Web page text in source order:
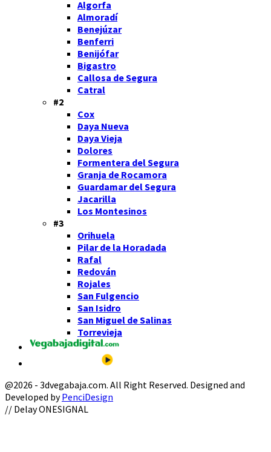
Algorfa
Almoradí
Benejúzar
Benferri
Benijófar
Bigastro
Callosa de Segura
Catral
#2
Cox
Daya Nueva
Daya Vieja
Dolores
Formentera del Segura
Granja de Rocamora
Guardamar del Segura
Jacarilla
Los Montesinos
#3
Orihuela
Pilar de la Horadada
Rafal
Redován
Rojales
San Fulgencio
San Isidro
San Miguel de Salinas
Torrevieja
@2026 - 3dvegabaja.com. All Right Reserved. Designed and
Developed byPenciDesign
Facebook
Twitter
Instagram
Youtube
Email
// Delay ONESIGNAL